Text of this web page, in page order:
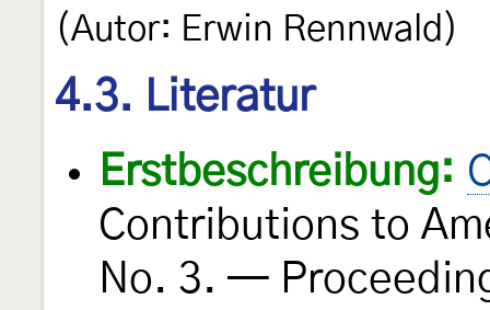
(Autor: Erwin Rennwald)
4.3. Literatur
Erstbeschreibung:
Contributions to
No. 3. —